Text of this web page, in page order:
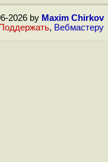
2026 by Maxim Chirkov
, Вебмастеру